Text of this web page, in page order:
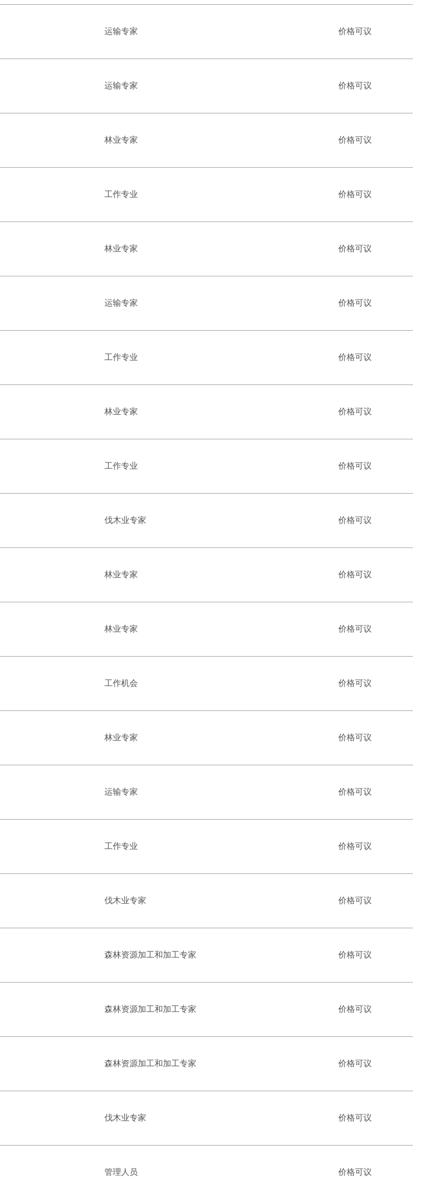
运输专家 价格可议
运输专家 价格可议
林业专家 价格可议
工作专业 价格可议
林业专家 价格可议
运输专家 价格可议
工作专业 价格可议
林业专家 价格可议
工作专业 价格可议
伐木业专家 价格可议
林业专家 价格可议
林业专家 价格可议
工作机会 价格可议
林业专家 价格可议
运输专家 价格可议
工作专业 价格可议
伐木业专家 价格可议
森林资源加工和加工专家 价格可议
森林资源加工和加工专家 价格可议
森林资源加工和加工专家 价格可议
伐木业专家 价格可议
管理人员 价格可议